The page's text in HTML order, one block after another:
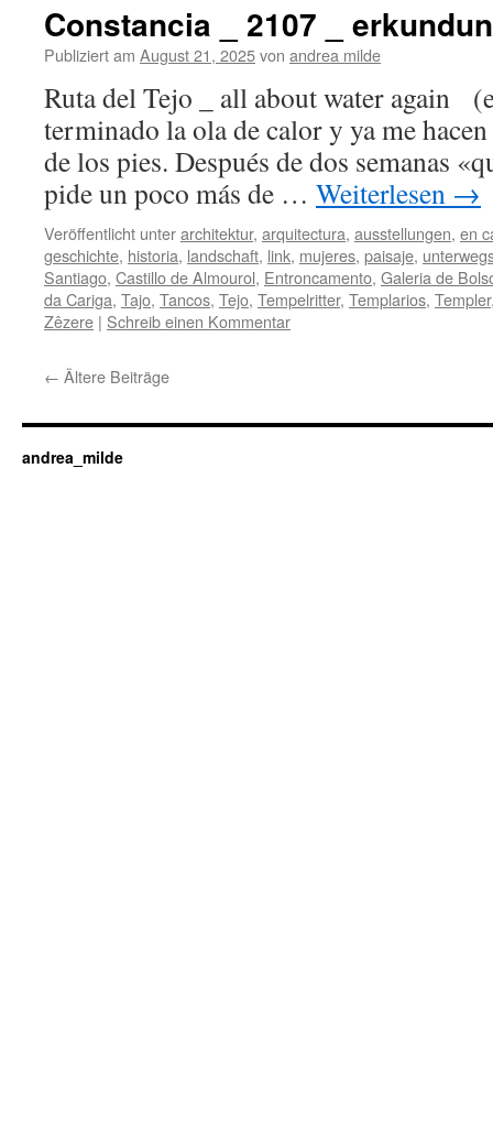
Constancia _ 2107 _
Publiziert am August 21, 2025von andrea milde
Ruta del Tejo _ all about water again
terminado la ola de calor y ya me
de los pies. Después de dos semanas
pide un poco más de … Weiterlesen →
Veröffentlicht unterarchitektur, arquitectura, ausstellungen, en
geschichte, historia, landschaft, link, mujeres, paisaje,
Santiago, Castillo de Almourol, Entroncamento, Galeria de
da Cariga, Tajo, Tancos, Tejo, Tempelritter, Templarios, Templer
Zêzere | Schreib einen Kommentar
← Ältere Beiträge
andrea_milde